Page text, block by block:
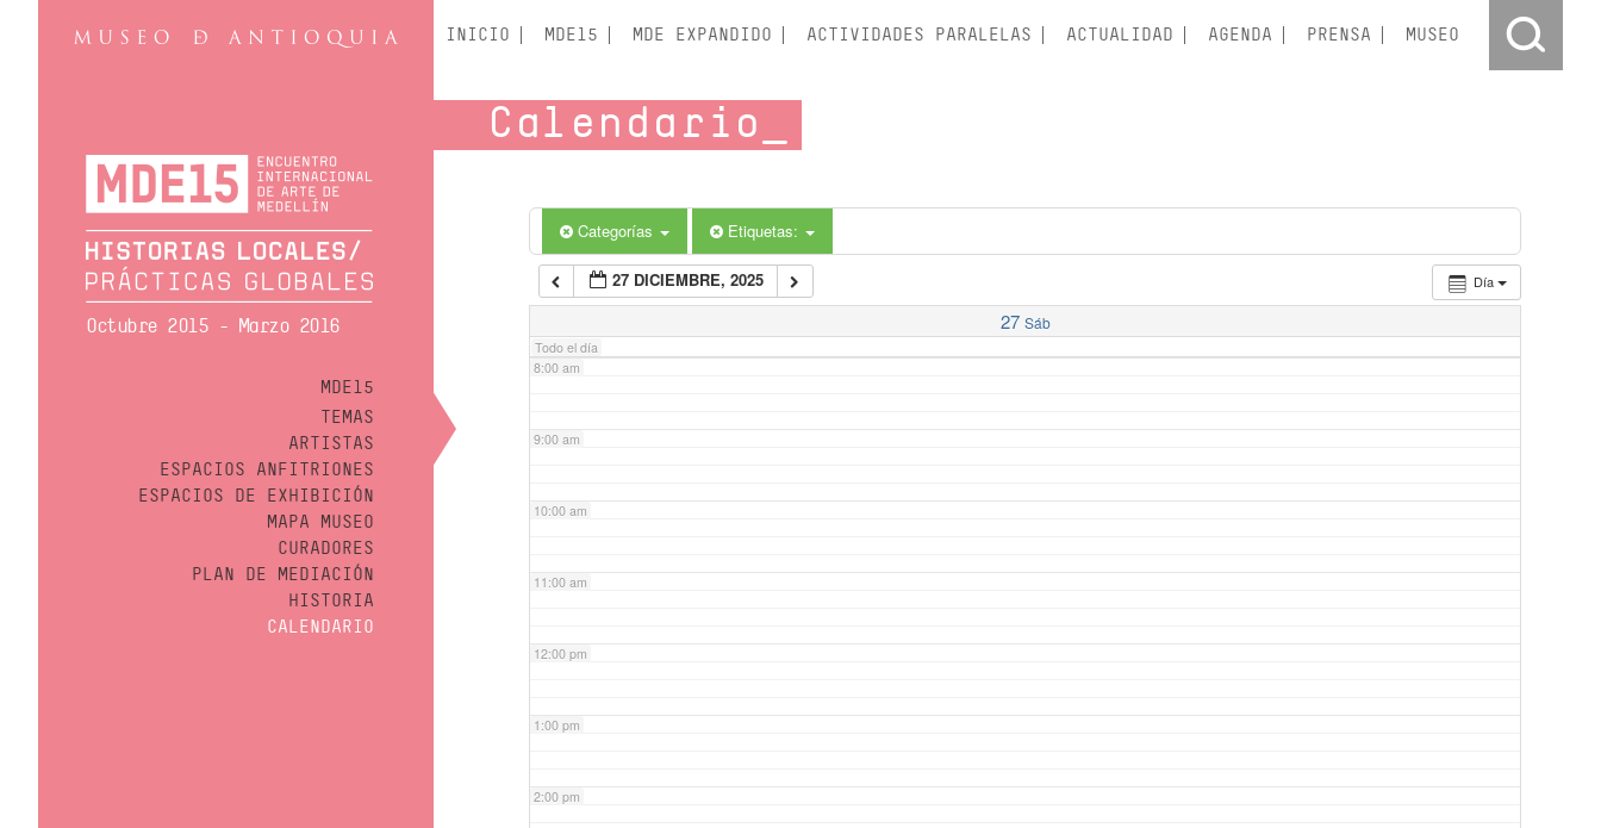
Octubre 2015 - Marzo 2016
MDE15
TEMAS
ARTISTAS
ESPACIOS ANFITRIONES
ESPACIOS DE EXHIBICIÓN
MAPA MUSEO
CURADORES
PLAN DE MEDIACIÓN
HISTORIA
CALENDARIO
INICIO MDE15 MDE EXPANDIDO ACTIVIDADES PARALELAS ACTUALIDAD AGENDA PRENSA MUSEO
Calendario
Categorías Etiquetas:
Día
27 DICIEMBRE, 2025
27 Sáb
Todo el día
5:00 am
6:00 am
7:00 am
8:00 am
9:00 am
10:00 am
11:00 am
12:00 pm
1:00 pm
2:00 pm